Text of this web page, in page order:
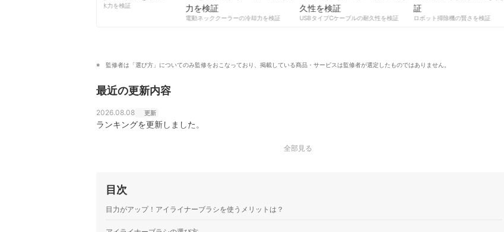
柔軟剤の吸水力を検証
電動ネッククーラーの冷却力を検証
USBタイプCケーブルの耐久性を検証 ロボット掃除機の賢さを検証
監修者は「選び方」についてのみ監修をおこなっており、掲載している商品・サービスは監修者が選定したものではありません。
最近の更新内容
2026.08.08 更新
ランキングを更新しました。
全部見る
目次
目力がアップ！アイライナーブラシを使うメリットは？